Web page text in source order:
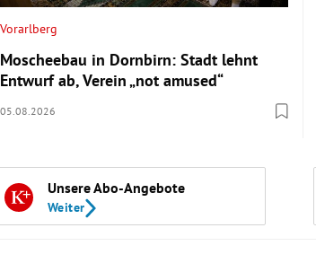
Untermenü
Vorarlberg
Moscheebau in Dornbirn: Stadt lehnt
Entwurf ab, Verein „not amused“
05.08.2026
Unsere Abo-Angebote
Weiter